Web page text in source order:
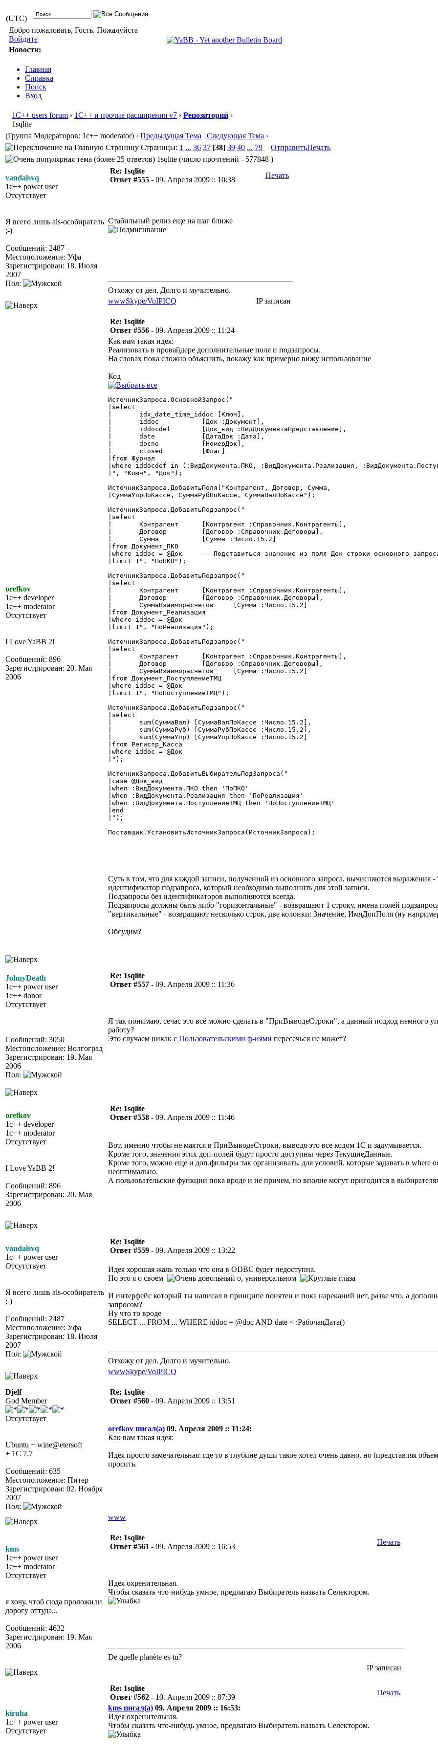
(UTC)
Добро пожаловать, Гость. Пожалуйста
Войдите
Новости:
Главная
Справка
Поиск
Вход
1С++ users forum › 1С++ и прочие расширения v7 › Репозиторий ›
1sqlite
(Группа Модераторов: 1c++ moderator) ‹ Предыдущая Тема | Следующая Тема ›
Страницы: 1 ... 36 37 [38] 39 40 ... 79 ОтправитьПечать
1sqlite (число прочтений - 577848 )
vandalsvq
1c++ power user
Отсутствует
Я всего лишь als-особиратель
;-)
Сообщений: 2487
Местоположение: Уфа
Зарегистрирован: 18. Июля
2007
Пол:
Re: 1sqlite
Ответ #555 - 09. Апреля 2009 :: 10:38
Печать
Стабильный релиз еще на шаг ближе
Отхожу от дел. Долго и мучительно.
wwwSkype/VoIPICQ IP записан
orefkov
1c++ developer
1c++ moderator
Отсутствует
I Love YaBB 2!
Сообщений: 896
Зарегистрирован: 20. Мая
2006
Re: 1sqlite
Ответ #556 - 09. Апреля 2009 :: 11:24
Как вам такая идея:
Реализовать в провайдере дополнительные поля и подзапросы.
На словах пока сложно объяснить, покажу как примерно вижу использование
Код
ИсточникЗапроса.ОсновнойЗапрос("
|select
|from Журнал
|where iddocdef in (:ВидДокумента.ПКО, :ВидДокумента.Реализация,
|", "Ключ", "Док");
ИсточникЗапроса.ДобавитьПоля("Контрагент, Договор, Сумма,
|СуммаУпрПоКассе, СуммаРубПоКассе, СуммаВалПоКассе");
ИсточникЗапроса.ДобавитьПодзапрос("
|select
|from Документ_ПКО
|where iddoc = @Док	-- Подставиться значение из поля Док строки основного запроса
|limit 1", "ПоПКО");
ИсточникЗапроса.ДобавитьПодзапрос("
|select
|from Документ_Реализация
|where iddoc = @Док
|limit 1", "ПоРеализация");
ИсточникЗапроса.ДобавитьПодзапрос("
|select
|from Документ_ПоступлениеТМЦ
|where iddoc = @Док
|limit 1", "ПоПоступлениеТМЦ");
ИсточникЗапроса.ДобавитьПодзапрос("
|select
|from Регистр_Касса
|where iddoc = @Док
|");
ИсточникЗапроса.ДобавитьВыбирательПодЗапроса("
|case @Док_вид
|when :ВидДокумента.ПКО then 'ПоПКО'
|when :ВидДокумента.Реализация then 'ПоРеализация'
|when :ВидДокумента.ПоступлениеТМЦ then 'ПоПоступлениеТМЦ'
|end
|");
Поставщик.УстановитьИсточникЗапроса(ИсточникЗапроса);
Суть в том, что для каждой записи, полученной из основного запроса, вычисляются выражения
идентификатор подзапроса, который необходимо выполнить для этой записи.
Подзапросы без идентификаторов выполняются всегда.
Подзапросы должны быть либо "горизонтальные" - возвращают 1 строку, имена полей
"вертикальные" - возвращают несколько строк, две колонки: Значение, ИмяДопПоля (ну
Обсудим?
JohnyDeath
1c++ power user
1c++ donor
Отсутствует
Сообщений: 3050
Местоположение: Волгоград
Зарегистрирован: 19. Мая
2006
Пол:
Re: 1sqlite
Ответ #557 - 09. Апреля 2009 :: 11:36
Я так понимаю, сечас это всё можно сделать в "ПриВыводеСтроки", а данный подход немного
работу?
Это случаем никак с Пользовательскими ф-иями пересечься не может?
orefkov
1c++ developer
1c++ moderator
Отсутствует
I Love YaBB 2!
Сообщений: 896
Зарегистрирован: 20. Мая
2006
Re: 1sqlite
Ответ #558 - 09. Апреля 2009 :: 11:46
Вот, именно чтобы не маятся в ПриВыводеСтроки, выводя это все кодом 1С и задумывается.
Кроме того, значения этих доп-полей будут просто доступны через ТекущиеДанные.
Кроме того, можно еще и доп.фильтры так организовать, для условий, которые задавать в where
неоптимально.
А пользовательские функции пока вроде и не причем, но вполне могут пригодится в
vandalsvq
1c++ power user
Отсутствует
Я всего лишь als-особиратель
;-)
Сообщений: 2487
Местоположение: Уфа
Зарегистрирован: 18. Июля
2007
Пол:
Re: 1sqlite
Ответ #559 - 09. Апреля 2009 :: 13:22
Идея хорошая жаль только что она в ODBC будет недоступна.
Но это я о своем
о, универсальном
И интерфейс который ты написал в принципе понятен и пока нареканий нет, разве что, а
запросом?
Ну что то вроде
SELECT ... FROM ... WHERE iddoc = @doc AND date < :РабочаяДата()
Отхожу от дел. Долго и мучительно.
wwwSkype/VoIPICQ
Djelf
God Member
Отсутствует
Ubuntu + wine@etersoft
+ 1C 7.7
Сообщений: 635
Местоположение: Питер
Зарегистрирован: 02. Ноября
2007
Пол:
Re: 1sqlite
Ответ #560 - 09. Апреля 2009 :: 13:51
orefkov писал(а) 09. Апреля 2009 :: 11:24:
Как вам такая идея:
Идея просто замечательная: где то в глубине души такое хотел очень давно, но (представляя
просить.
www
kms
1c++ power user
1c++ moderator
Отсутствует
я хочу, чтоб сюда проложили
дорогу оттуда...
Сообщений: 4632
Зарегистрирован: 19. Мая
2006
Re: 1sqlite
Ответ #561 - 09. Апреля 2009 :: 16:53
Печать
Идея охренительная.
Чтобы сказать что-нибудь умное, предлагаю Выбиратель назвать Селектором.
De quelle planète es-tu?
IP записан
kiruha
1c++ power user
Отсутствует
Re: 1sqlite
Ответ #562 - 10. Апреля 2009 :: 07:39
Печать
kms писал(а) 09. Апреля 2009 :: 16:53:
Идея охренительная.
Чтобы сказать что-нибудь умное, предлагаю Выбиратель назвать Селектором.